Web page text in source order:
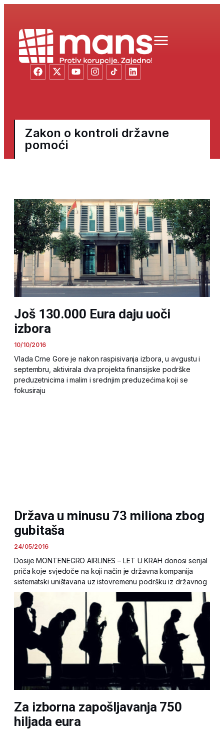
Zakon o kontroli državne
pomoći
Još 130.000 Eura daju uoči
izbora
10/10/2016
Vlada Crne Gore je nakon raspisivanja izbora, u avgustu i
septembru, aktivirala dva projekta finansijske podrške
preduzetnicima i malim i srednjim preduzećima koji se
fokusiraju
Država u minusu 73 miliona zbog
gubitaša
24/05/2016
Dosije MONTENEGRO AIRLINES – LET U KRAH donosi serijal
priča koje svjedoče na koji način je državna kompanija
sistematski uništavana uz istovremenu podršku iz državnog
Za izborna zapošljavanja 750
hiljada eura